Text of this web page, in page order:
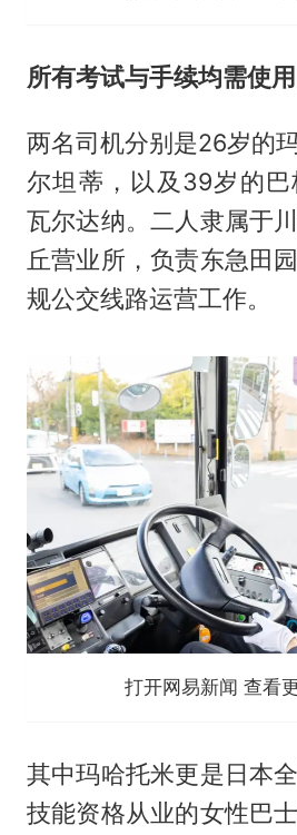
所有考试与手续均需使
两名司机分别是26岁的
尔坦蒂，以及39岁的巴
瓦尔达纳。二人隶属于
丘营业所，负责东急田
规公交线路运营工作。
打开网易新闻 查看
其中玛哈托米更是日本
技能资格从业的女性巴